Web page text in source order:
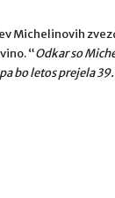
Michelinovih
“Odkar so
bo letos prejela